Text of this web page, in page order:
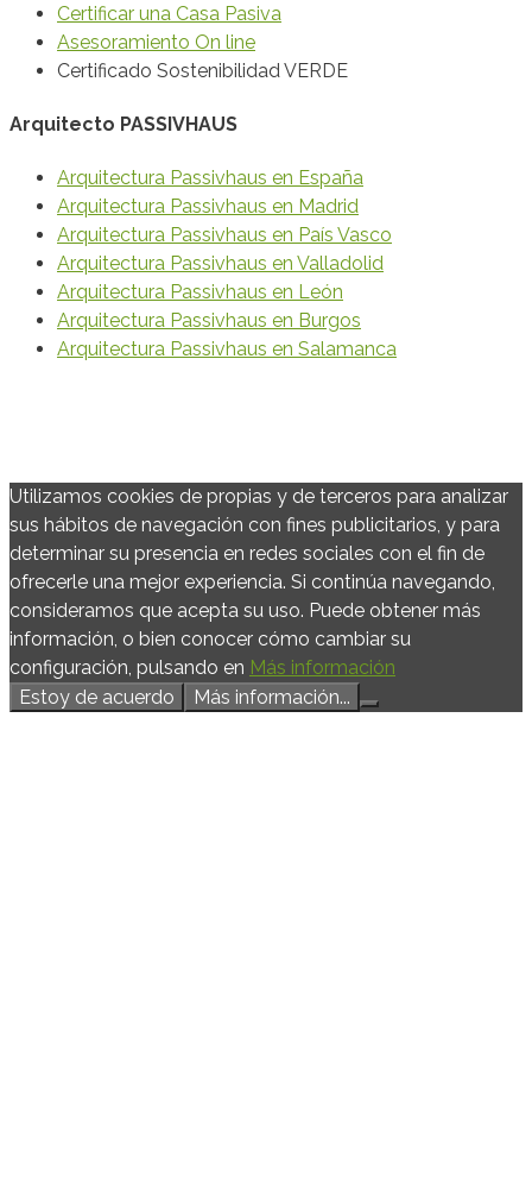
Certificar una Casa Pasiva
Asesoramiento On line
Certificado Sostenibilidad VERDE
Arquitecto PASSIVHAUS
Arquitectura Passivhaus en España
Arquitectura Passivhaus en Madrid
Arquitectura Passivhaus en País Vasco
Arquitectura Passivhaus en Valladolid
Arquitectura Passivhaus en León
Arquitectura Passivhaus en Burgos
Arquitectura Passivhaus en Salamanca
Utilizamos cookies de propias y de terceros para analizar
sus hábitos de navegación con fines publicitarios, y para
determinar su presencia en redes sociales con el fin de
ofrecerle una mejor experiencia. Si continúa navegando,
consideramos que acepta su uso. Puede obtener más
información, o bien conocer cómo cambiar su
configuración, pulsando en Más información
Estoy de acuerdo
Más información...